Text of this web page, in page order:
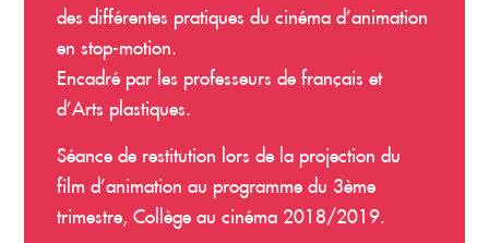
des différentes pratiques du cinéma d’animation
en stop-motion.
Encadré par les professeurs de français et
d’Arts plastiques.
Séance de restitution lors de la projection du
film d’animation au programme du 3ème
trimestre, Collège au cinéma 2018/2019.